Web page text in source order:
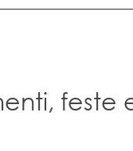
feste